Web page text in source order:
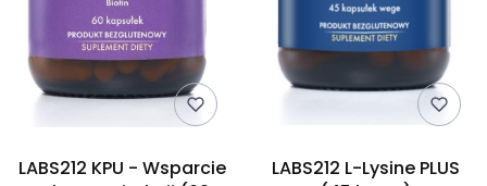
LABS212 KPU - Wsparcie
LABS212 L-Lysine PLUS